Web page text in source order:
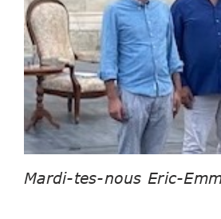
Mardi-tes-nous Eric-